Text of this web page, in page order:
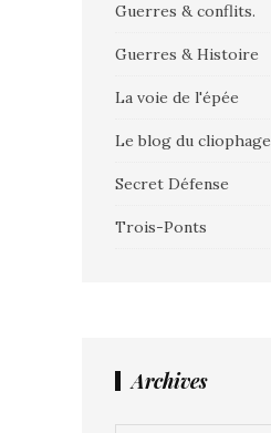
Guerres & conflits.
Guerres & Histoire
La voie de l'épée
Le blog du cliophage
Secret Défense
Trois-Ponts
Archives